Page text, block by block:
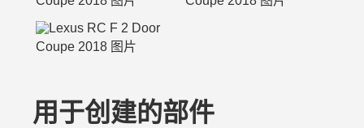
用于创建的部件